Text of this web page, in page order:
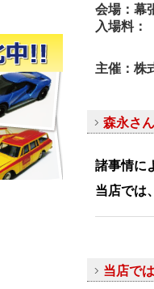
会場：幕
入場料：
主催：株
森永さ
諸事情に
当店では
当店で